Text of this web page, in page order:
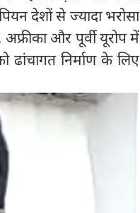
देशों से ज्यादा भरोसा
और पूर्वी यूरोप में
ढांचागत निर्माण के लिए